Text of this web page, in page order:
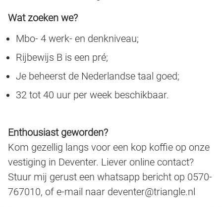
Wat zoeken we?
Mbo- 4 werk- en denkniveau;
Rijbewijs B is een pré;
Je beheerst de Nederlandse taal goed;
32 tot 40 uur per week beschikbaar.
Enthousiast geworden?
Kom gezellig langs voor een kop koffie op onze
vestiging in Deventer. Liever online contact?
Stuur mij gerust een whatsapp bericht op 0570-
767010, of e-mail naar deventer@triangle.nl